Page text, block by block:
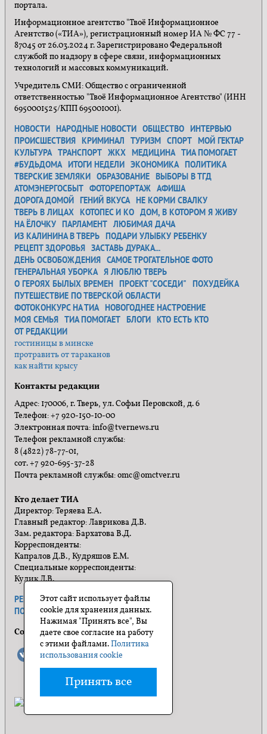
портала.
Информационное агентство "Твоё Информационное
Агентство («ТИА»), регистрационный номер ИА № ФС 77 -
87045 от 26.03.2024 г. Зарегистрировано Федеральной
службой по надзору в сфере связи, информационных
технологий и массовых коммуникаций.
Учредитель СМИ: Общество с ограниченной
ответственностью "Твоё Информационное Агентство" (ИНН
6950001525/КПП 695001001).
НОВОСТИ НАРОДНЫЕ НОВОСТИ ОБЩЕСТВО ИНТЕРВЬЮ
ПРОИСШЕСТВИЯ КРИМИНАЛ ТУРИЗМ СПОРТ МОЙ ГЕКТАР
КУЛЬТУРА ТРАНСПОРТ ЖКХ МЕДИЦИНА ТИА ПОМОГАЕТ
#БУДЬДОМА ИТОГИ НЕДЕЛИ ЭКОНОМИКА ПОЛИТИКА
ТВЕРСКИЕ ЗЕМЛЯКИ ОБРАЗОВАНИЕ ВЫБОРЫ В ТГД
АТОМЭНЕРГОСБЫТ ФОТОРЕПОРТАЖ АФИША
ДОРОГА ДОМОЙ ГЕНИЙ ВКУСА НЕ КОРМИ СВАЛКУ
ТВЕРЬ В ЛИЦАХ КОТОПЕС И КО ДОМ, В КОТОРОМ Я ЖИВУ
НА ЁЛОЧКУ ПАРЛАМЕНТ ЛЮБИМАЯ ДАЧА
ИЗ КАЛИНИНА В ТВЕРЬ ПОДАРИ УЛЫБКУ РЕБЕНКУ
РЕЦЕПТ ЗДОРОВЬЯ ЗАСТАВЬ ДУРАКА...
ДЕНЬ ОСВОБОЖДЕНИЯ САМОЕ ТРОГАТЕЛЬНОЕ ФОТО
ГЕНЕРАЛЬНАЯ УБОРКА Я ЛЮБЛЮ ТВЕРЬ
О ГЕРОЯХ БЫЛЫХ ВРЕМЕН ПРОЕКТ "СОСЕДИ"
ПОХУДЕЙКА
ПУТЕШЕСТВИЕ ПО ТВЕРСКОЙ ОБЛАСТИ
ФОТОКОНКУРС НА ТИА НОВОГОДНЕЕ НАСТРОЕНИЕ
МОЯ СЕМЬЯ ТИА ПОМОГАЕТ БЛОГИ КТО ЕСТЬ КТО
ОТ РЕДАКЦИИ
гостиницы в минске
протравить от тараканов
как найти крысу
Контакты редакции
Адрес: 170006, г. Тверь, ул. Софьи Перовской, д. 6
Телефон: +7 920-150-10-00
Электронная почта: info@tvernews.ru
Телефон рекламной службы:
8 (4822) 78-77-01,
сот. +7 920-695-37-28
Почта рекламной службы: omc@omctver.ru
Кто делает ТИА
Директор: Теряева Е.А.
Главный редактор: Лаврикова Д.В.
Зам. редактора: Бархатова В.Д.
Корреспонденты:
Капралов Д.В., Кудряшов Е.М.
Специальные корреспонденты:
Кулик Л.В.
РЕКЛАМА ПРАВИЛА САЙТА
ПОЛИТИКА КОНФИДЕНЦИАЛЬНОСТИ
Социальные сети
Этот сайт использует файлы
cookie для хранения данных.
Нажимая "Принять все", Вы
даете свое согласие на работу
с этими файлами.Политика
использования cookie
Принять все